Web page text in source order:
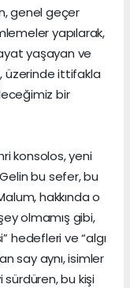
genel geçer
yapılarak,
yaşayan ve
üzerinde ittifakla
bir
konsolos, yeni
bu sefer, bu
hakkında o
olmamış gibi,
hedefleri ve “algı
say aynı, isimler
bu kişi